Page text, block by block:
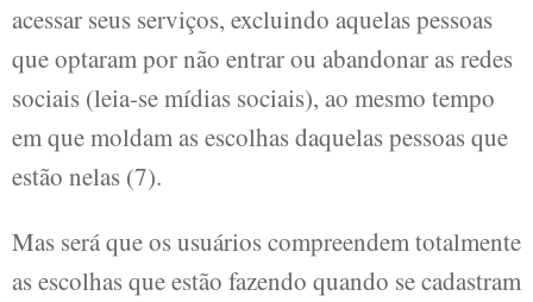
acessar seus serviços, excluindo aquelas pessoas
que optaram por não entrar ou abandonar as redes
sociais (leia-se mídias sociais), ao mesmo tempo
em que moldam as escolhas daquelas pessoas que
estão nelas (7).
Mas será que os usuários compreendem totalmente
as escolhas que estão fazendo quando se cadastram